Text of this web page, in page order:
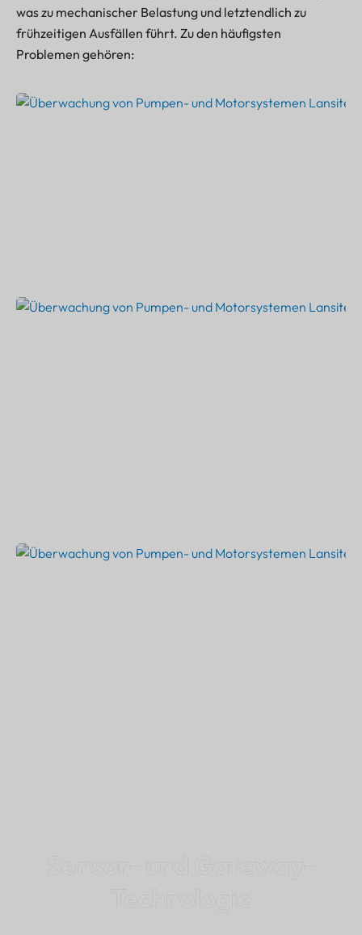
was zu mechanischer Belastung und letztendlich zu
frühzeitigen Ausfällen führt. Zu den häufigsten
Problemen gehören: